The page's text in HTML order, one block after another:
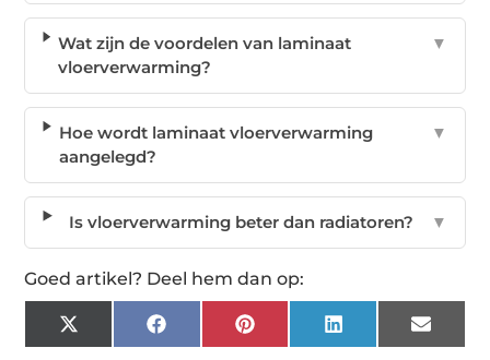
Wat zijn de voordelen van laminaat
vloerverwarming?
▼
Hoe wordt laminaat vloerverwarming
aangelegd?
▼
Is vloerverwarming beter dan radiatoren? ▼
Goed artikel? Deel hem dan op:
X
(Twitter)
FacebookPinterest LinkedIn Email